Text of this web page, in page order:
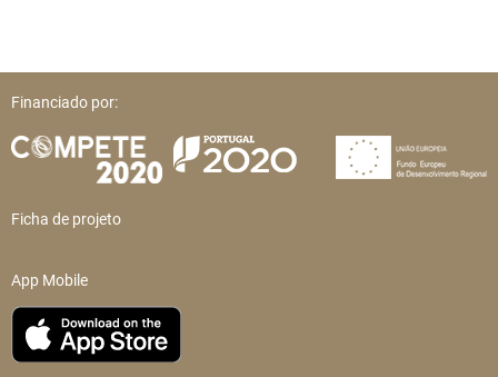
Financiado por:
Ficha de projeto
App Mobile